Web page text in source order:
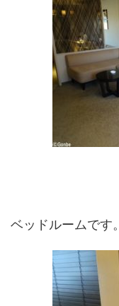
ベッドルームです。